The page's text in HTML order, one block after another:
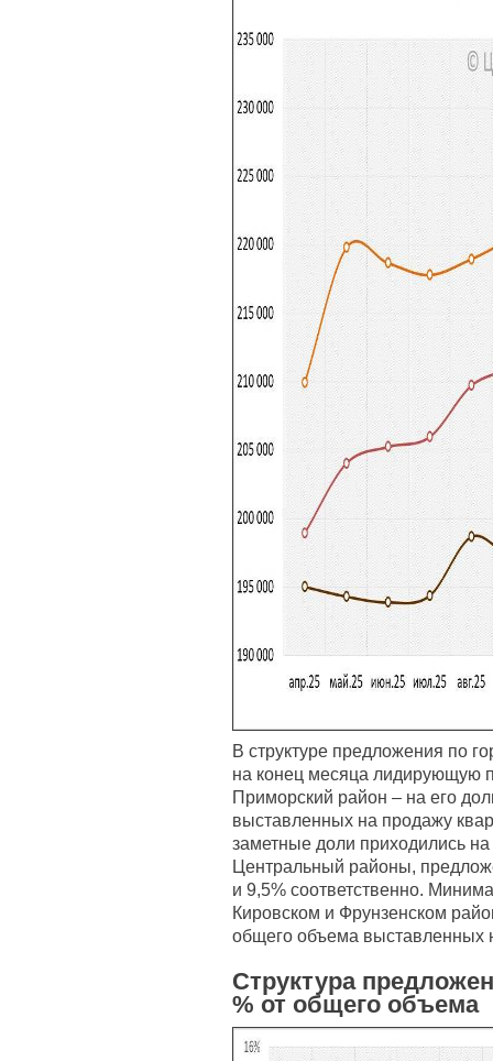
В структуре предложения по
на конец месяца лидирующую
Приморский район – на его
выставленных на продажу
заметные доли приходились
Центральный районы,
и 9,5% соответственно.
Кировском и Фрунзенском
общего объема выставленных
Структура
% от общего объема